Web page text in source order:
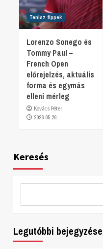
Tenisz tippek
Lorenzo Sonego és
Tommy Paul –
French Open
előrejelzés, aktuális
forma és egymás
elleni mérleg
Kovács Péter
2026.05.26.
Keresés
Legutóbbi